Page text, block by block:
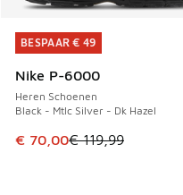
BESPAAR € 49
Nike P-6000
Heren Schoenen
Black - Mtlc Silver - Dk Hazel
Dit artikel is in de
€ 70,00€ 119,99
BESPAAR € 49